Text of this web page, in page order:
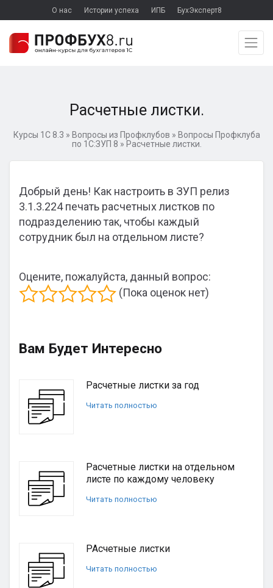
О нас Истории успеха ИПБ БухЭксперт8
Расчетные листки.
Курсы 1С 8.3 » Вопросы из Профклубов » Вопросы Профклуба
по 1С:ЗУП 8 » Расчетные листки.
Добрый день! Как настроить в ЗУП релиз
3.1.3.224 печать расчетных листков по
подразделению так, чтобы каждый
сотрудник был на отдельном листе?
Оцените, пожалуйста, данный вопрос:
(Пока оценок нет)
Вам Будет Интересно
Расчетные листки за год
Читать полностью
Расчетные листки на отдельном
листе по каждому человеку
Читать полностью
РАсчетные листки
Читать полностью